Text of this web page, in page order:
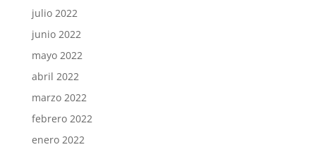
julio 2022
junio 2022
mayo 2022
abril 2022
marzo 2022
febrero 2022
enero 2022